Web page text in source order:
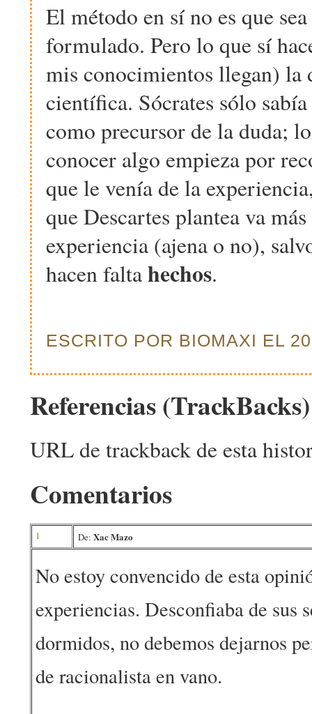
El método en sí no es que
formulado. Pero lo que sí
mis conocimientos llegan) la
científica. Sócrates sólo
como precursor de la duda;
conocer algo empieza por
que le venía de la
que Descartes plantea va
experiencia (ajena o no),
hacen faltahechos.
ESCRITO POR BIOMAXI EL
Referencias (TrackBacks)
URL de trackback de esta
Comentarios
1 De: Xac Mazo
No estoy convencido de esta
experiencias. Desconfiaba de
dormidos, no debemos dejarnos
de racionalista en vano.